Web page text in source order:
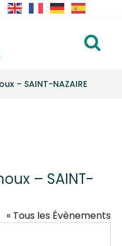
Lien
– SAINT-NAZAIRE
– SAINT-
« Tous les Évènements